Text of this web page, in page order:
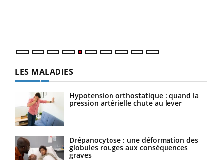
LES MALADIES
Hypotension orthostatique : quand la
pression artérielle chute au lever
Drépanocytose : une déformation des
globules rouges aux conséquences
graves